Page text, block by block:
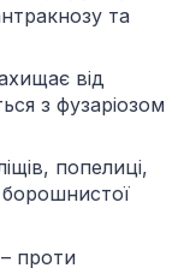
та
від
з фузаріозом
попелиці,
борошнистої
проти